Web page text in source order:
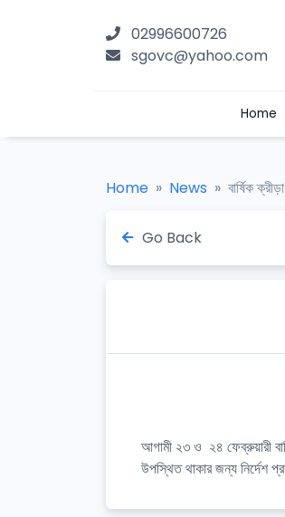
02996600726
sgovc@yahoo.com
Home
Home News বার্ষিক
Go Back
আগামী ২৩ ও ২৪ ফেব্রুয়ারী
উপস্থিত থাকার জন্য নির্দেশ